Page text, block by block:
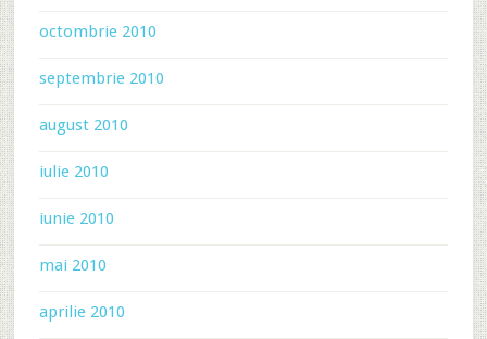
octombrie 2010
septembrie 2010
august 2010
iulie 2010
iunie 2010
mai 2010
aprilie 2010